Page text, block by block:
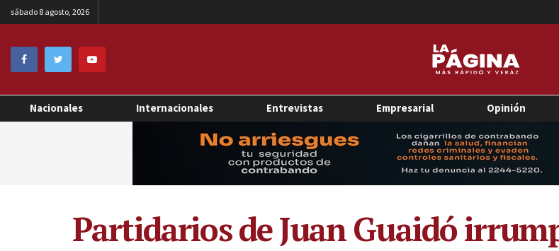
sábado 8 agosto, 2026
Nacionales Internacionales Entrevistas Empresarial Opinión
Partidarios de Juan Guaidó